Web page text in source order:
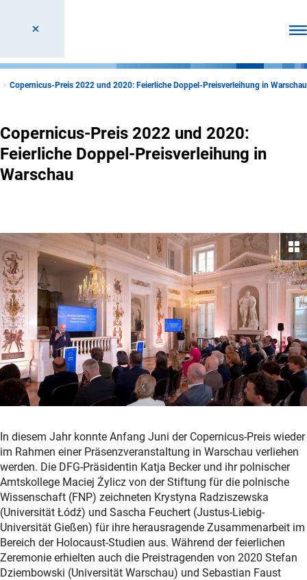
Copernicus-Preis 2022 und 2020: Feierliche Doppel-Preisverleihung in Warschau
Copernicus-Preis 2022 und 2020:
Feierliche Doppel-Preisverleihung in
Warschau
In diesem Jahr konnte Anfang Juni der Copernicus-Preis wieder
im Rahmen einer Präsenzveranstaltung in Warschau verliehen
werden. Die DFG-Präsidentin Katja Becker und ihr polnischer
Amtskollege Maciej Żylicz von der Stiftung für die polnische
Wissenschaft (FNP) zeichneten Krystyna Radziszewska
(Universität Łódź) und Sascha Feuchert (Justus-Liebig-
Universität Gießen) für ihre herausragende Zusammenarbeit im
Bereich der Holocaust-Studien aus. Während der feierlichen
Zeremonie erhielten auch die Preistragenden von 2020 Stefan
Dziembowski (Universität Warschau) und Sebastian Faust